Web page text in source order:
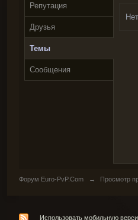
Репутация
Друзья
Темы
Сообщения
Форум Euro-PvP.Com → Просмотр
Использовать мобильную